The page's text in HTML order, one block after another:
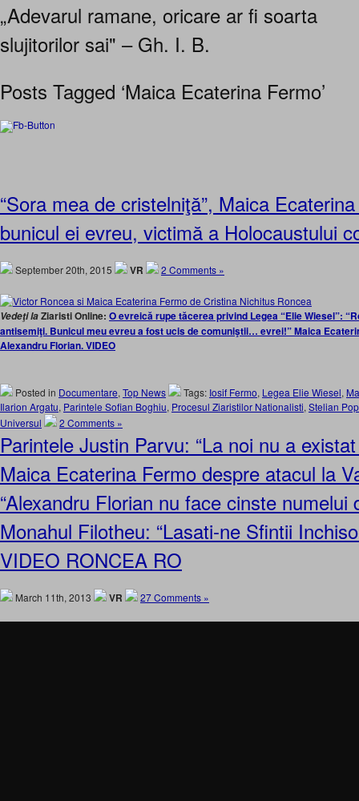
„Adevarul ramane, oricare ar fi soarta
slujitorilor sai" – Gh. I. B.
Posts Tagged ‘Maica Ecaterina Fermo’
“Sora mea de cristelniţă”, Maica
bunicul ei evreu, victimă a Holocaustului
September 20th, 2015 VR 2 Comments »
Vedeţi laZiaristi Online: O evreică rupe tăcerea privind Legea “Elie Wiesel”:
antisemiţi. Bunicul meu evreu a fost ucis de comuniştii… evrei!” Maica
Alexandru Florian. VIDEO
Posted in Documentare, Top News Tags: Iosif Fermo, Legea Elie Wiesel,
Ilarion Argatu, Parintele Sofian Boghiu, Procesul Ziaristilor Nationalisti, Stelian
Universul
2 Comments »
Parintele Justin Parvu: “La noi nu a
Maica Ecaterina Fermo despre atacul la
“Alexandru Florian nu face cinste numelui
Monahul Filotheu: “Lasati-ne Sfintii
VIDEO RONCEA RO
March 11th, 2013 VR 27 Comments »